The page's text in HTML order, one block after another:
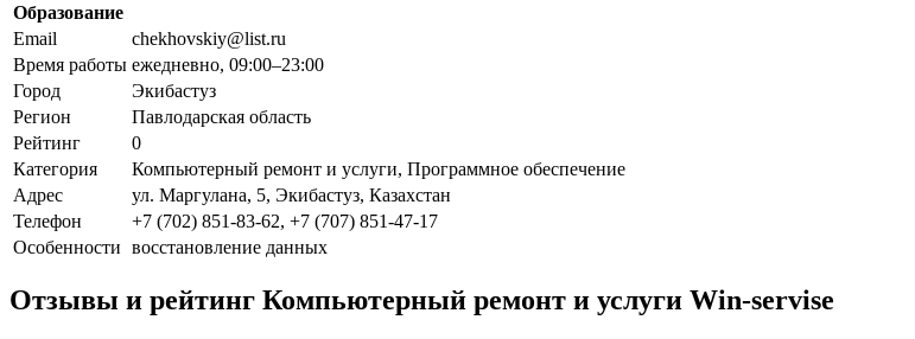
Образование
Email
chekhovskiy@list.ru
Время работы ежедневно, 09:00–23:00
Город
Экибастуз
Регион
Павлодарская область
Рейтинг
0
Категория
Компьютерный ремонт и услуги, Программное обеспечение
Адрес
ул. Маргулана, 5, Экибастуз, Казахстан
Телефон
+7 (702) 851-83-62, +7 (707) 851-47-17
Особенности восстановление данных
Отзывы и рейтинг Компьютерный ремонт и услуги Win-servise